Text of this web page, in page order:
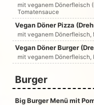
mit veganem Dönerfleisch
Tomatensauce
Vegan Döner Pizza
mit veganem Dönerfleisch,
Vegan Döner Burger
mit veganem Dönerfleisch,
Burger
Big Burger Menü mit